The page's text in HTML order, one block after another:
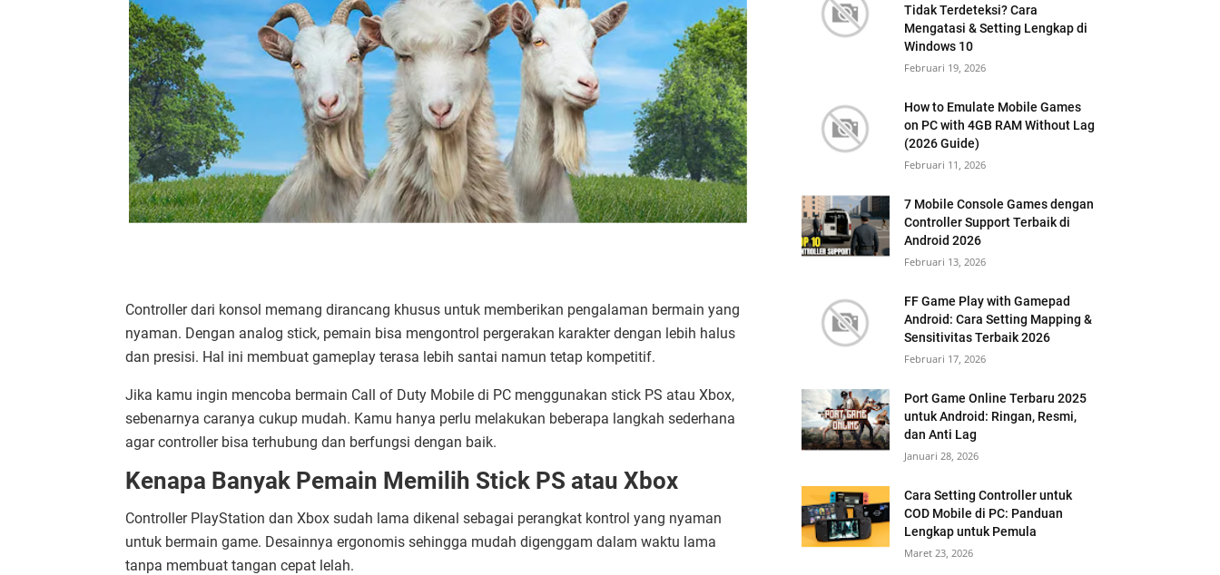
Controller dari konsol memang dirancang khusus untuk memberikan pengalaman bermain yang
nyaman. Dengan analog stick, pemain bisa mengontrol pergerakan karakter dengan lebih halus
dan presisi. Hal ini membuat gameplay terasa lebih santai namun tetap kompetitif.
Jika kamu ingin mencoba bermain Call of Duty Mobile di PC menggunakan stick PS atau Xbox,
sebenarnya caranya cukup mudah. Kamu hanya perlu melakukan beberapa langkah sederhana
agar controller bisa terhubung dan berfungsi dengan baik.
Kenapa Banyak Pemain Memilih Stick PS atau Xbox
Controller PlayStation dan Xbox sudah lama dikenal sebagai perangkat kontrol yang nyaman
untuk bermain game. Desainnya ergonomis sehingga mudah digenggam dalam waktu lama
tanpa membuat tangan cepat lelah.
Tidak Terdeteksi? Cara
Mengatasi & Setting Lengkap di
Windows 10
Februari 19, 2026
How to Emulate Mobile Games
on PC with 4GB RAM Without Lag
(2026 Guide)
Februari 11, 2026
7 Mobile Console Games dengan
Controller Support Terbaik di
Android 2026
Februari 13, 2026
FF Game Play with Gamepad
Android: Cara Setting Mapping &
Sensitivitas Terbaik 2026
Februari 17, 2026
Port Game Online Terbaru 2025
untuk Android: Ringan, Resmi,
dan Anti Lag
Januari 28, 2026
Cara Setting Controller untuk
COD Mobile di PC: Panduan
Lengkap untuk Pemula
Maret 23, 2026